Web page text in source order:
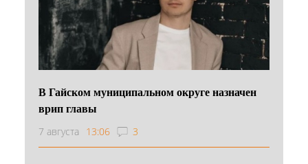
В Гайском муниципальном округе назначен
врип главы
7 августа 13:06 3